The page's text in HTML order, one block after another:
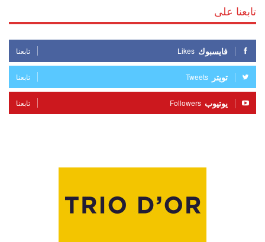
تابعنا على
فايسبوك Likes تابعنا
تويتر Tweets تابعنا
يوتيوب Followers تابعنا